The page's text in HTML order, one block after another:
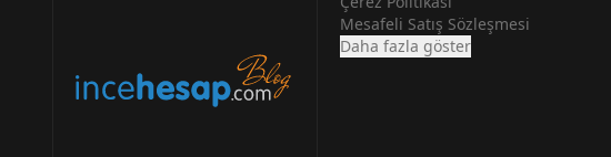
Mesafeli Satış Sözleşmesi
Daha fazla göster